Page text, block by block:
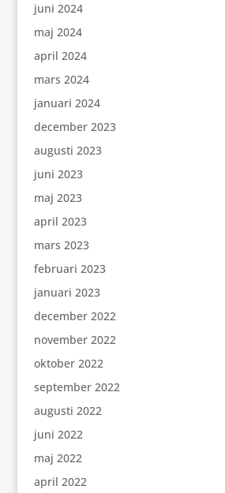
juni 2024
maj 2024
april 2024
mars 2024
januari 2024
december 2023
augusti 2023
juni 2023
maj 2023
april 2023
mars 2023
februari 2023
januari 2023
december 2022
november 2022
oktober 2022
september 2022
augusti 2022
juni 2022
maj 2022
april 2022